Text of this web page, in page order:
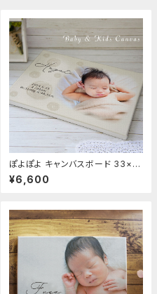
ぽよぽよ キャンバスボード 33×2
4cm 写真プリント 誕生日 記念 出
産内祝い お返しギフト
¥6,600